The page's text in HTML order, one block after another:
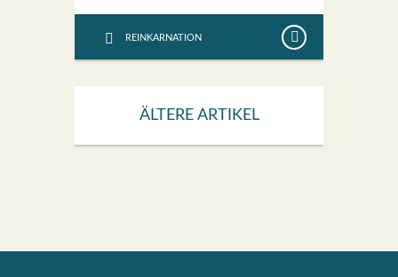
REINKARNATION
ÄLTERE ARTIKEL